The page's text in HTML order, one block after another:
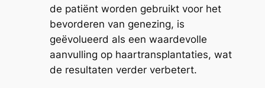
de patiënt worden gebruikt voor het
bevorderen van genezing, is
geëvolueerd als een waardevolle
aanvulling op haartransplantaties, wat
de resultaten verder verbetert.